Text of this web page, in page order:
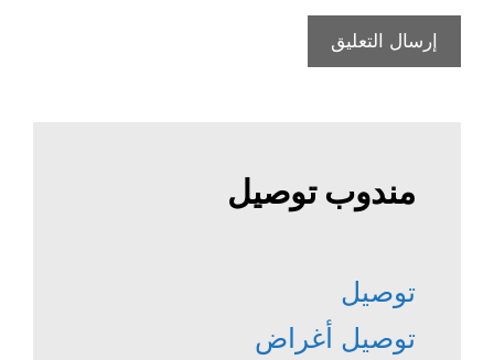
مندوب توصيل
توصيل
توصيل أغراض